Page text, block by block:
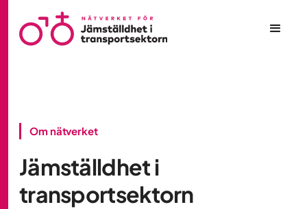
Om nätverket
Jämställdhet i
transportsektorn